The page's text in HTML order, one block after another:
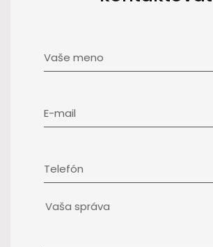
Vaše meno
E-mail
Telefón